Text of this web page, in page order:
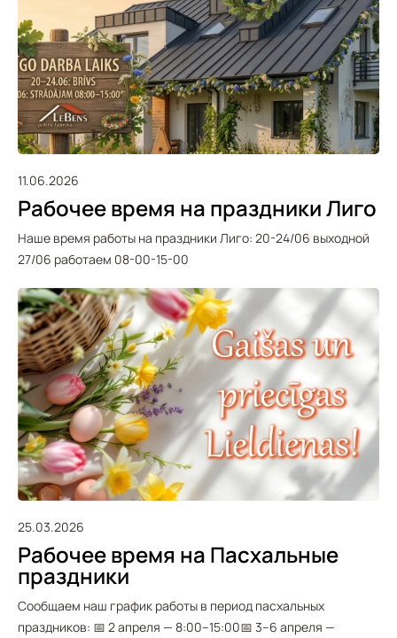
11.06.2026
Рабочее время на праздники Лиго
Наше время работы на праздники Лиго: 20-24/06 выходной
27/06 работаем 08-00-15-00
25.03.2026
Рабочее время на Пасхальные
праздники
Сообщаем наш график работы в период пасхальных
праздников: 📅 2 апреля — 8:00–15:00📅 3–6 апреля —